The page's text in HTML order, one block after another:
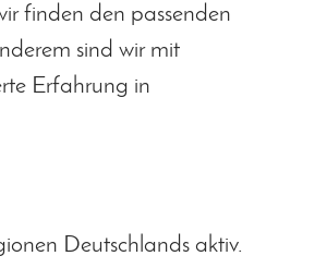
finden den passenden
sind wir mit
Erfahrung in
Deutschlands aktiv.